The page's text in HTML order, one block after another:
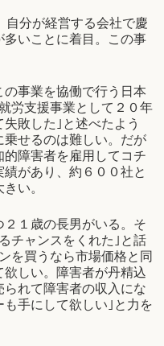
分が経営する会社で慶
いことに着目。この事
事業を協働で行う日本
労支援事業として２０年
敗した｣と述べたよう
せるのは難しい。だが
的障害者を雇用してコチ
があり、約６００社と
い。
１歳の長男がいる。そ
チャンスをくれた｣と話
を買うなら市場価格と同
しい。障害者が丹精込
れて障害者の収入にな
手にして欲しい｣と力を